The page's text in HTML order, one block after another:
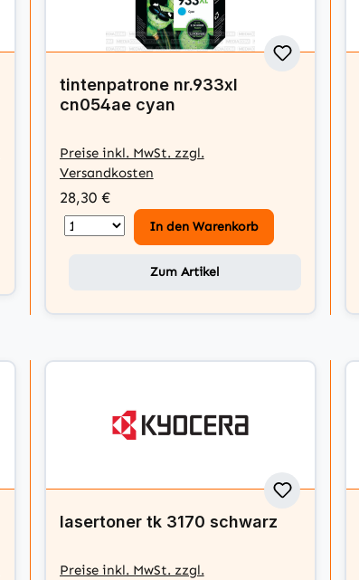
tintenpatrone nr.933xl
cn054ae cyan
Preise inkl. MwSt. zzgl.
Versandkosten
28,30 €
In den Warenkorb
Zum Artikel
lasertoner tk 3170 schwarz
Preise inkl. MwSt. zzgl.